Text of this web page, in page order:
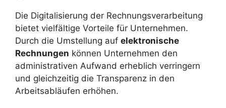
Die Digitalisierung der Rechnungsverarbeitung
bietet vielfältige Vorteile für Unternehmen.
Durch die Umstellung auf elektronische
Rechnungen können Unternehmen den
administrativen Aufwand erheblich verringern
und gleichzeitig die Transparenz in den
Arbeitsabläufen erhöhen.